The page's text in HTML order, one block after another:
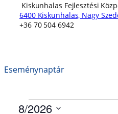
Kiskunhalas Fejlesztési
6400 Kiskunhalas, Nagy
+36 70 504 6942
Eseménynaptár